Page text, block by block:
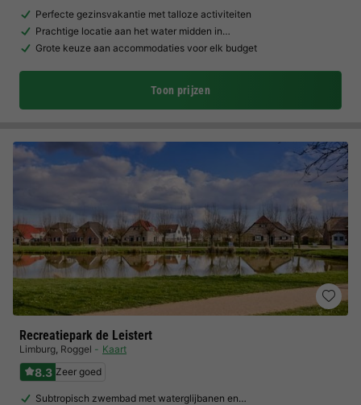
Perfecte gezinsvakantie met talloze activiteiten
Prachtige locatie aan het water midden in…
Grote keuze aan accommodaties voor elk budget
Toon prijzen
Recreatiepark de Leistert
Limburg, Roggel Kaart
8.3 Zeer goed
Subtropisch zwembad met waterglijbanen en…